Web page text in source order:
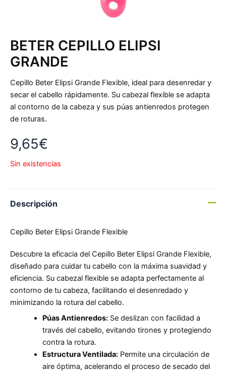
BETER CEPILLO ELIPSI
GRANDE
Cepillo Beter Elipsi Grande Flexible, ideal para desenredar y
secar el cabello rápidamente. Su cabezal flexible se adapta
al contorno de la cabeza y sus púas antienredos protegen
de roturas.
9,65€
Sin existencias
Descripción
Cepillo Beter Elipsi Grande Flexible
Descubre la eficacia del Cepillo Beter Elipsi Grande Flexible,
diseñado para cuidar tu cabello con la máxima suavidad y
eficiencia. Su cabezal flexible se adapta perfectamente al
contorno de tu cabeza, facilitando el desenredado y
minimizando la rotura del cabello.
Púas Antienredos:Se deslizan con facilidad a
través del cabello, evitando tirones y protegiendo
contra la rotura.
Estructura Ventilada:Permite una circulación de
aire óptima, acelerando el proceso de secado del